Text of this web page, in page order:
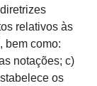
relativos às
bem como:
notações; c)
os